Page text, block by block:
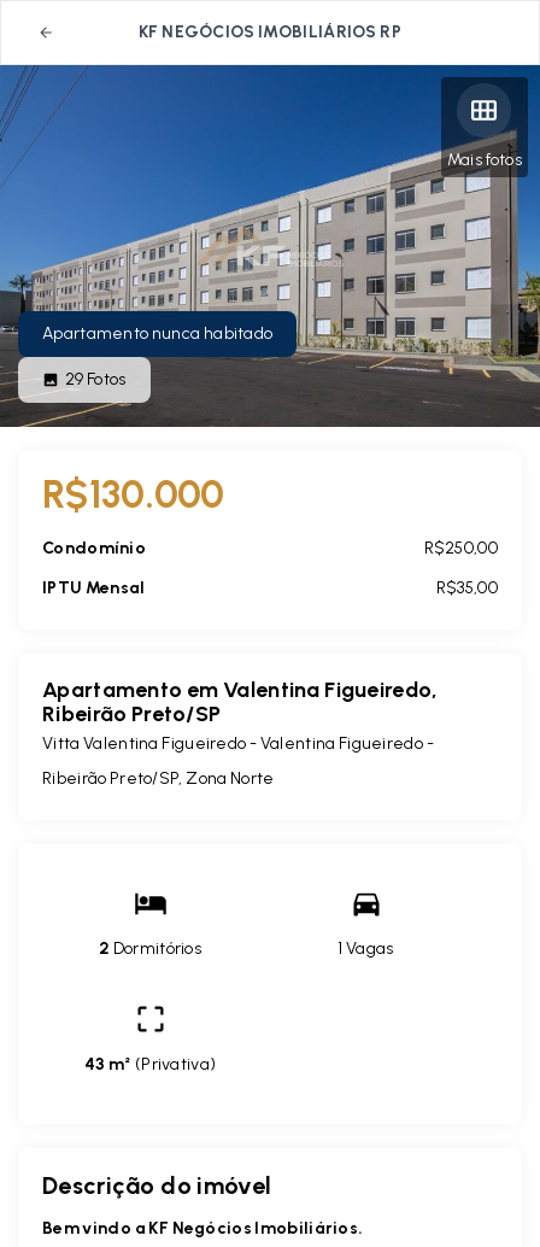
KF NEGÓCIOS IMOBILIÁRIOS RP
Mais fotos
Apartamento nunca habitado
29 Fotos
R$130.000
Condomínio
R$250,00
IPTU Mensal
R$35,00
Apartamento em Valentina Figueiredo,
Ribeirão Preto/SP
Vitta Valentina Figueiredo -Valentina Figueiredo -
Ribeirão Preto/SP, Zona Norte
2 Dormitórios 1 Vagas
43 m² (Privativa)
Descrição do imóvel
Bem vindo a KF Negócios Imobiliários.